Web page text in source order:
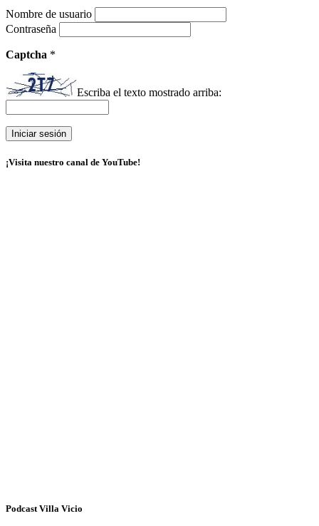
Nombre de usuario
Contraseña
Captcha *
Escriba el texto mostrado arriba:
¡Visita nuestro canal de YouTube!
Podcast Villa Vicio